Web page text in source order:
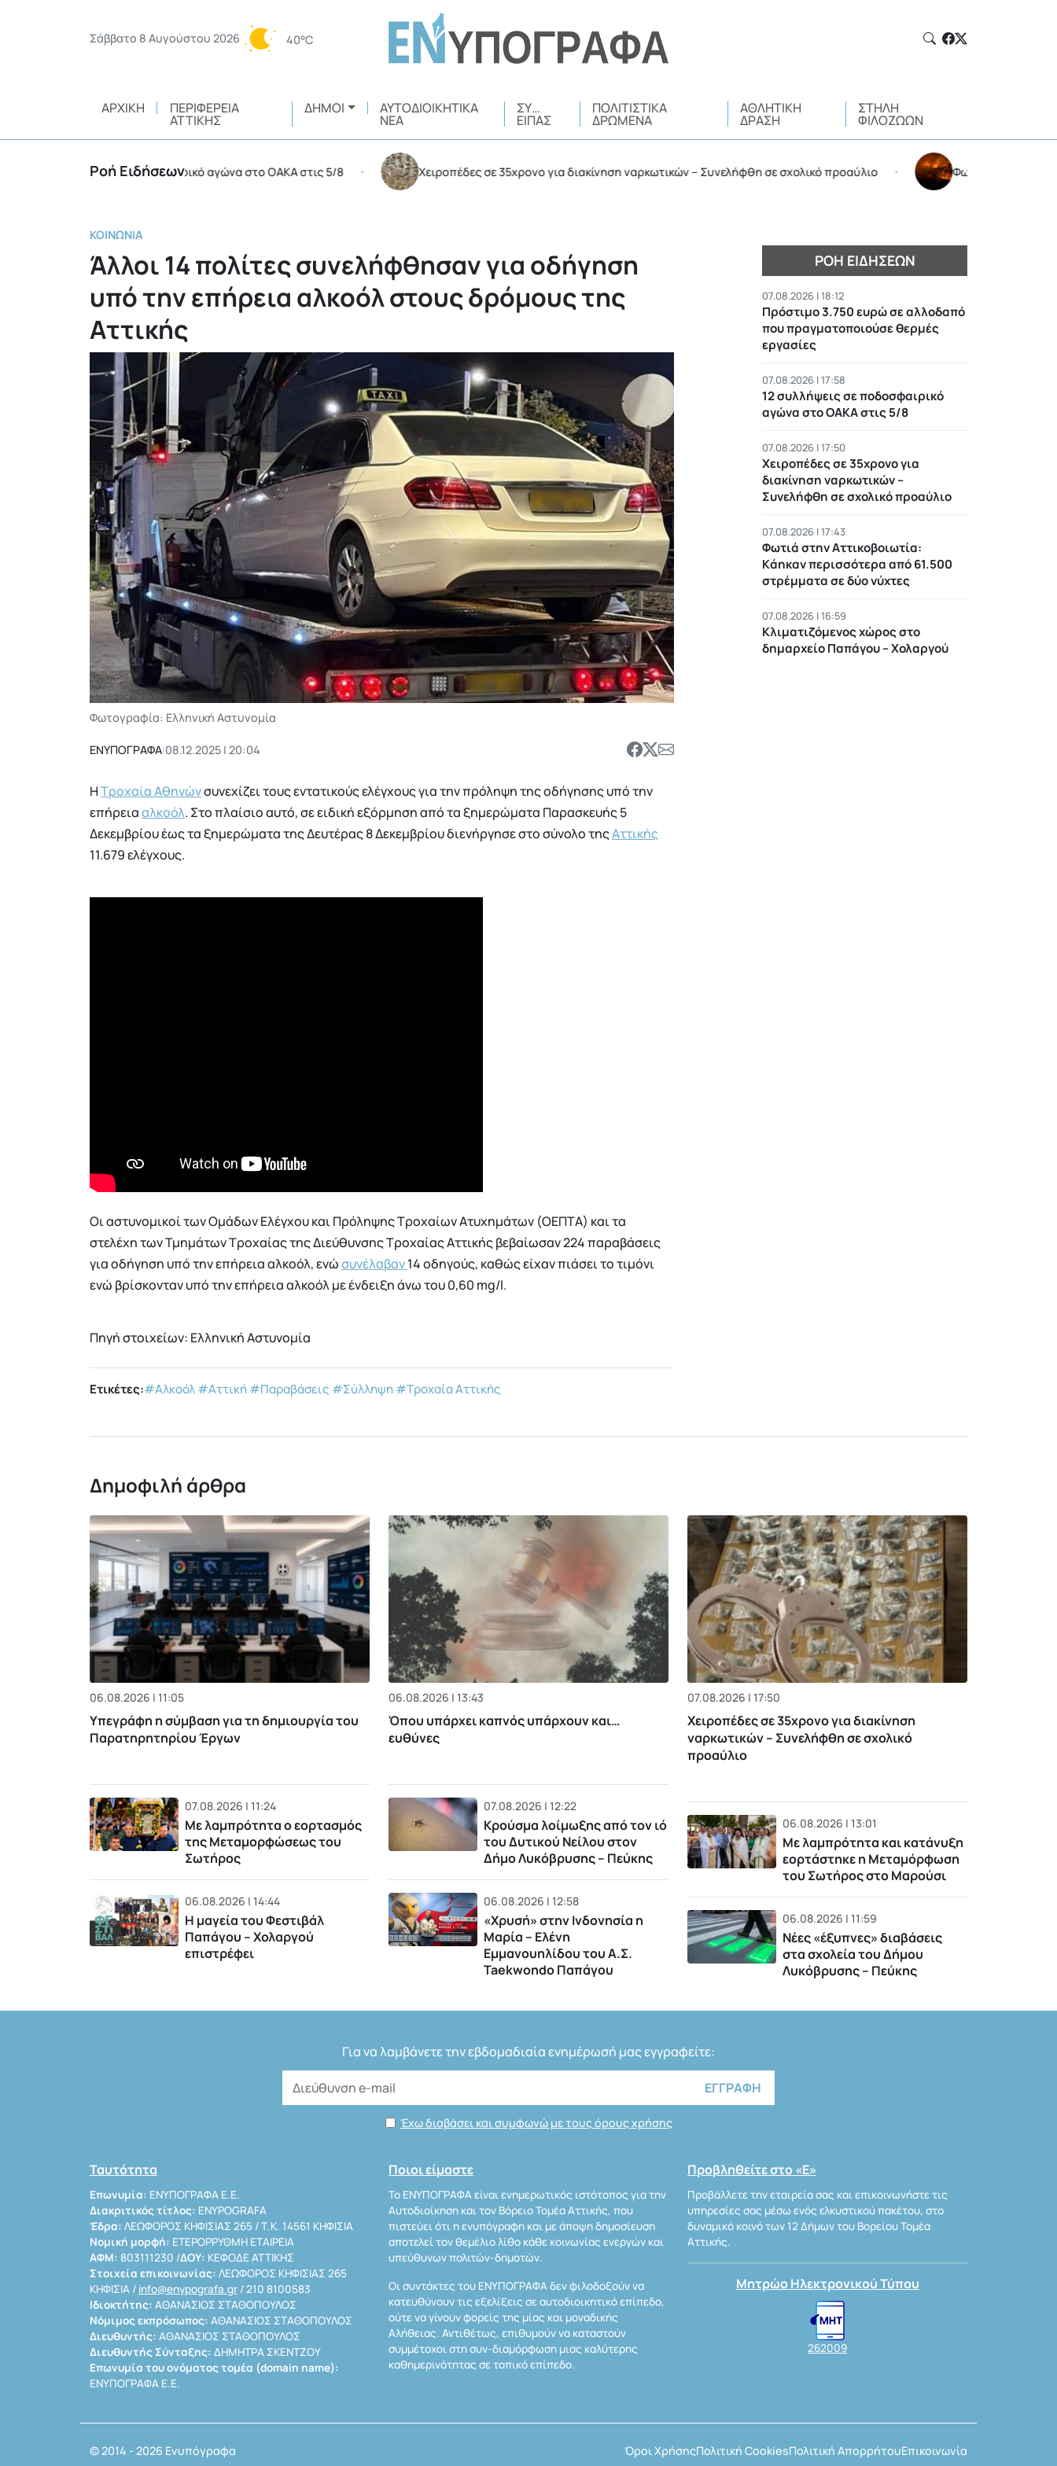
Σάββατο 8 Αυγούστου 2026 40°C
ΑΡΧΙΚΉ ΠΕΡΙΦΈΡΕΙΑ
ΑΤΤΙΚΉΣ
ΔΉΜΟΙ ΑΥΤΟΔΙΟΙΚΗΤΙΚΆ
ΝΈΑ
ΣΥ…
ΕΊΠΑΣ
ΠΟΛΙΤΙΣΤΙΚΆ
ΔΡΏΜΕΝΑ
ΑΘΛΗΤΙΚΉ
ΔΡΆΣΗ
ΣΤΉΛΗ
ΦΙΛΌΖΩΩΝ
Ροή Ειδήσεων
συλλήψεις σε ποδοσφαιρικό αγώνα στο ΟΑΚΑ στις 5/8 • Χειροπέδες σε 35χρονο για διακίνηση ναρκωτικών – Συνελήφθη σε σχολικό προαύλιο • Φωτιά στην
ΚΟΙΝΩΝΊΑ
Άλλοι 14 πολίτες συνελήφθησαν για οδήγηση
υπό την επήρεια αλκοόλ στους δρόμους της
Αττικής
Φωτογραφία: Ελληνική Αστυνομία
ΕΝΥΠΟΓΡΑΦΑ|08.12.2025 | 20:04
ΗΤροχαία Αθηνώνσυνεχίζει τους εντατικούς ελέγχους για την πρόληψη της οδήγησης υπό την
επήρειααλκοόλ. Στο πλαίσιο αυτό, σε ειδική εξόρμηση από τα ξημερώματα Παρασκευής 5
Δεκεμβρίου έως τα ξημερώματα της Δευτέρας 8 Δεκεμβρίου διενήργησε στο σύνολο τηςΑττικής
11.679 ελέγχους.
Οι αστυνομικοί των Ομάδων Ελέγχου και Πρόληψης Τροχαίων Ατυχημάτων (ΟΕΠΤΑ) και τα
στελέχη των Τμημάτων Τροχαίας της Διεύθυνσης Τροχαίας Αττικής βεβαίωσαν 224 παραβάσεις
για οδήγηση υπό την επήρεια αλκοόλ, ενώσυνέλαβαν14 οδηγούς, καθώς είχαν πιάσει το τιμόνι
ενώ βρίσκονταν υπό την επήρεια αλκοόλ με ένδειξη άνω του 0,60 mg/l.
Πηγή στοιχείων: Ελληνική Αστυνομία
Ετικέτες:#Αλκοόλ#Αττική#Παραβάσεις #Σύλληψη#Τροχαία Αττικής
ΡΟΉ ΕΙΔΉΣΕΩΝ
07.08.2026 | 18:12
Πρόστιμο 3.750 ευρώ σε αλλοδαπό
που πραγματοποιούσε θερμές
εργασίες
07.08.2026 | 17:58
12 συλλήψεις σε ποδοσφαιρικό
αγώνα στο ΟΑΚΑ στις 5/8
07.08.2026 | 17:50
Χειροπέδες σε 35χρονο για
διακίνηση ναρκωτικών –
Συνελήφθη σε σχολικό προαύλιο
07.08.2026 | 17:43
Φωτιά στην Αττικοβοιωτία:
Kάηκαν περισσότερα από 61.500
στρέμματα σε δύο νύχτες
07.08.2026 | 16:59
Κλιματιζόμενος χώρος στο
δημαρχείο Παπάγου – Χολαργού
Δημοφιλή άρθρα
06.08.2026 | 11:05
Υπεγράφη η σύμβαση για τη δημιουργία του
Παρατηρητηρίου Έργων
07.08.2026 | 11:24
Με λαμπρότητα ο εορτασμός
της Μεταμορφώσεως του
Σωτήρος
06.08.2026 | 14:44
Η μαγεία του Φεστιβάλ
Παπάγου – Χολαργού
επιστρέφει
06.08.2026 | 13:43
Όπου υπάρχει καπνός υπάρχουν και…
ευθύνες
07.08.2026 | 12:22
Κρούσμα λοίμωξης από τον ιό
του Δυτικού Νείλου στον
Δήμο Λυκόβρυσης – Πεύκης
06.08.2026 | 12:58
«Χρυσή» στην Ινδονησία η
Μαρία – Ελένη
Εμμανουηλίδου του Α.Σ.
Taekwondo Παπάγου
07.08.2026 | 17:50
Χειροπέδες σε 35χρονο για διακίνηση
ναρκωτικών – Συνελήφθη σε σχολικό
προαύλιο
06.08.2026 | 13:01
Με λαμπρότητα και κατάνυξη
εορτάστηκε η Μεταμόρφωση
του Σωτήρος στο Μαρούσι
06.08.2026 | 11:59
Νέες «έξυπνες» διαβάσεις
στα σχολεία του Δήμου
Λυκόβρυσης – Πεύκης
Για να λαμβάνετε την εβδομαδιαία ενημέρωσή μας εγγραφείτε:
Έχω διαβάσει και συμφωνώ με τους όρους χρήσης
Ταυτότητα
Επωνυμία: ΕΝΥΠΟΓΡΑΦΑ Ε.Ε.
Διακριτικός τίτλος: ENYPOGRAFA
Έδρα: ΛΕΩΦΟΡΟΣ ΚΗΦΙΣΙΑΣ 265 / Τ.Κ. 14561 ΚΗΦΙΣΙΑ
Νομική μορφή: ΕΤΕΡΟΡΡΥΘΜΗ ΕΤΑΙΡΕΙΑ
ΑΦΜ: 803111230 /ΔΟΥ: ΚΕΦΟΔΕ ΑΤΤΙΚΗΣ
Στοιχεία επικοινωνίας: ΛΕΩΦΟΡΟΣ ΚΗΦΙΣΙΑΣ 265
ΚΗΦΙΣΙΑ / info@enypografa.gr / 210 8100583
Ιδιοκτήτης: ΑΘΑΝΑΣΙΟΣ ΣΤΑΘΟΠΟΥΛΟΣ
Νόμιμος εκπρόσωπος: ΑΘΑΝΑΣΙΟΣ ΣΤΑΘΟΠΟΥΛΟΣ
Διευθυντής: ΑΘΑΝΑΣΙΟΣ ΣΤΑΘΟΠΟΥΛΟΣ
Διευθυντής Σύνταξης: ΔΗΜΗΤΡΑ ΣΚΕΝΤΖΟΥ
Επωνυμία του ονόματος τομέα (domain name):
ΕΝΥΠΟΓΡΑΦΑ Ε.Ε.
Ποιοι είμαστε
Το ΕΝΥΠΟΓΡΑΦΑ είναι ενημερωτικός ιστότοπος για την
Αυτοδιοίκηση και τον Βόρειο Τομέα Αττικής, που
πιστεύει ότι η ενυπόγραφη και με άποψη δημοσίευση
αποτελεί τον θεμέλιο λίθο κάθε κοινωνίας ενεργών και
υπεύθυνων πολιτών-δημοτών.
Οι συντάκτες του ΕΝΥΠΟΓΡΑΦΑ δεν φιλοδοξούν να
κατευθύνουν τις εξελίξεις σε αυτοδιοικητικό επίπεδο,
ούτε να γίνουν φορείς της μίας και μοναδικής
Αλήθειας. Αντιθέτως, επιθυμούν να καταστούν
συμμέτοχοι στη συν-διαμόρφωση μιας καλύτερης
καθημερινότητας σε τοπικό επίπεδο.
Προβληθείτε στο «Ε»
Προβάλλετε την εταιρεία σας και επικοινωνήστε τις
υπηρεσίες σας μέσω ενός ελκυστικού πακέτου, στο
δυναμικό κοινό των 12 Δήμων του Βορείου Τομέα
Αττικής.
Μητρώο Ηλεκτρονικού Τύπου
262009
© 2014 - 2026 Ενυπόγραφα Όροι ΧρήσηςΠολιτική CookiesΠολιτική ΑπορρήτουΕπικοινωνία